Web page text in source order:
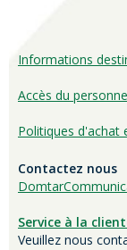
Informations
Accès du
Politiques d'achat
Contactez nous
Service à la
Veuillez nous